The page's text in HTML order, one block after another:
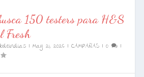
150 testers para H&S
Fresh
|May 21, 2026 |CAMPAÑAS |0 |